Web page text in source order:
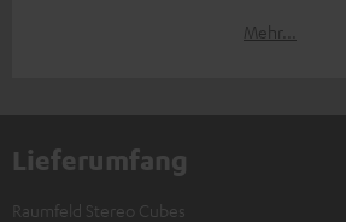
Mehr...
Lieferumfang
Raumfeld Stereo Cubes